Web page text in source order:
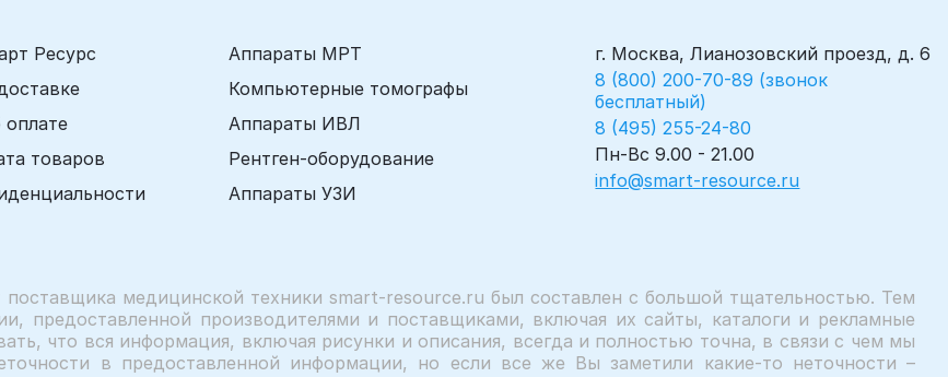
Ресурс
товаров
Аппараты МРТ
Компьютерные томографы
Аппараты ИВЛ
Рентген-оборудование
Аппараты УЗИ
г. Москва, Лианозовский проезд, д. 6
8 (800) 200-70-89 (звонок
бесплатный)
8 (495) 255-24-80
Пн-Вс 9.00 - 21.00
info@smart-resource.ru
медицинской техники smart-resource.ru был составлен с большой тщательностью. Тем
предоставленной производителями и поставщиками, включая их сайты, каталоги и рекламные
что вся информация, включая рисунки и описания, всегда и полностью точна, в связи с чем мы
в предоставленной информации, но если все же Вы заметили какие-то неточности –